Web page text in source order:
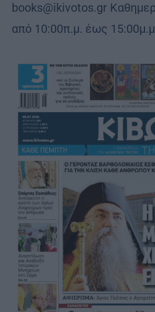
books@ikivotos.gr
από 10:00π.μ. έως